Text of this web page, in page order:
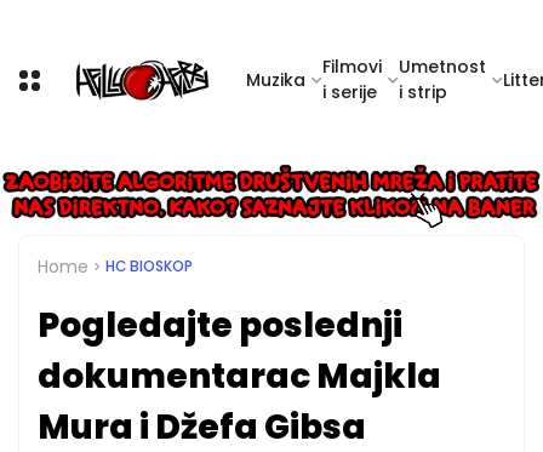
Muzika
Filmovi
i serije
Umetnost
i strip
Home HC BIOSKOP
Pogledajte poslednji
dokumentarac Majkla
Mura i Džefa Gibsa